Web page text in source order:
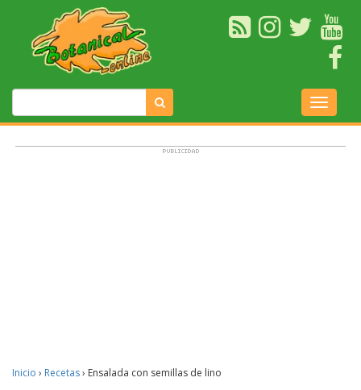
Inicio › Recetas› Ensalada con semillas de lino